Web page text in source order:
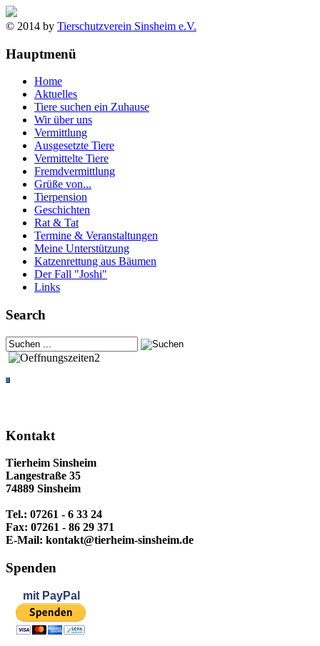
© 2014 by Tierschutzverein Sinsheim e.V.
Hauptmenü
Home
Aktuelles
Tiere suchen ein Zuhause
Wir über uns
Vermittlung
Ausgesetzte Tiere
Vermittelte Tiere
Fremdvermittlung
Grüße von...
Tierpension
Geschichten
Rat & Tat
Termine & Veranstaltungen
Meine Unterstützung
Katzenrettung aus Bäumen
Der Fall "Joshi"
Links
Search
Kontakt
Tierheim Sinsheim
Langestraße 35
74889 Sinsheim
Tel.: 07261 - 6 33 24
Fax: 07261 - 86 29 371
E-Mail: kontakt@tierheim-sinsheim.de
Spenden
mit PayPal